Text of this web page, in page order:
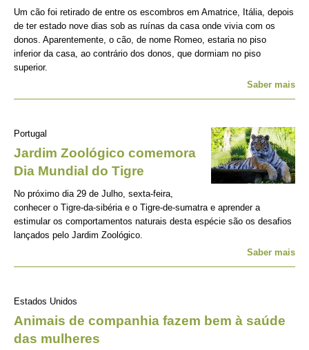
Um cão foi retirado de entre os escombros em Amatrice, Itália, depois
de ter estado nove dias sob as ruínas da casa onde vivia com os
donos. Aparentemente, o cão, de nome Romeo, estaria no piso
inferior da casa, ao contrário dos donos, que dormiam no piso
superior.
Saber mais
Portugal
Jardim Zoológico comemora
Dia Mundial do Tigre
No próximo dia 29 de Julho, sexta-feira,
conhecer o Tigre-da-sibéria e o Tigre-de-sumatra e aprender a
estimular os comportamentos naturais desta espécie são os desafios
lançados pelo Jardim Zoológico.
Saber mais
Estados Unidos
Animais de companhia fazem bem à saúde
das mulheres